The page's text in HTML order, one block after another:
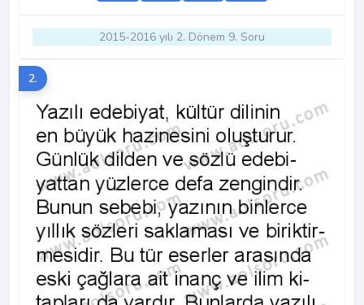
2015-2016 yılı 2. Dönem 9. Soru
2.